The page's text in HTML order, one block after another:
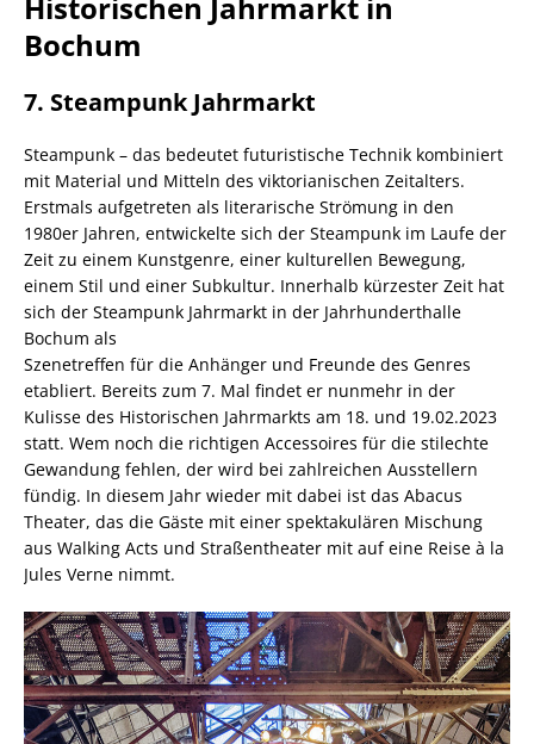
Bochum
7. Steampunk Jahrmarkt
Steampunk – das bedeutet futuristische Technik kombiniert
mit Material und Mitteln des viktorianischen Zeitalters.
Erstmals aufgetreten als literarische Strömung in den
1980er Jahren, entwickelte sich der Steampunk im Laufe der
Zeit zu einem Kunstgenre, einer kulturellen Bewegung,
einem Stil und einer Subkultur. Innerhalb kürzester Zeit hat
sich der Steampunk Jahrmarkt in der Jahrhunderthalle
Bochum als
Szenetreffen für die Anhänger und Freunde des Genres
etabliert. Bereits zum 7. Mal findet er nunmehr in der
Kulisse des Historischen Jahrmarkts am 18. und 19.02.2023
statt. Wem noch die richtigen Accessoires für die stilechte
Gewandung fehlen, der wird bei zahlreichen Ausstellern
fündig. In diesem Jahr wieder mit dabei ist das Abacus
Theater, das die Gäste mit einer spektakulären Mischung
aus Walking Acts und Straßentheater mit auf eine Reise à la
Jules Verne nimmt.